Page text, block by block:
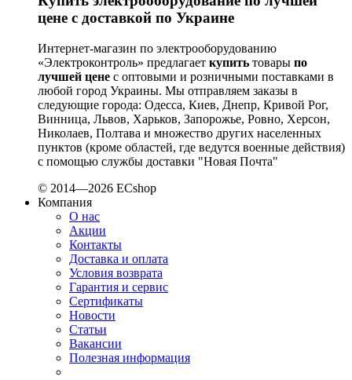
Reliance (Украина)
REM POWER (Словения)
Schneider-Electric (Франция)
Selec (Индия)
SEZ (Словакия)
Siemens (Германия)
Smart-MAIC
Socomec (Франция)
SOFAR (Китай)
Sungrow (Китай)
TAB (Словения)
Takel (Украина)
Technoelectric (Италия)
Technosystems (Украина)
TEKPAN (Турция)
TeleTec (Украина)
TEM (Словения)
Tense (Турция)
Terneo (Украина)
Testboy (Германия)
UEC (Украина)
UEK (Украина)
цене с доставкой по Украине
Интернет-магазин по электрооборудованию
«Электроконтроль» предлагает купить товары по
лучшей цене с оптовыми и розничными поставками в
любой город Украины. Мы отправляем заказы в
следующие города: Одесса, Киев, Днепр, Кривой Рог,
Винница, Львов, Харьков, Запорожье, Ровно, Херсон,
Николаев, Полтава и множество других населенных
пунктов (кроме областей, где ведутся военные действия)
с помощью службы доставки "Новая Почта"
© 2014—2026 ECshop
Компания
О нас
Акции
Контакты
Доставка и оплата
Условия возврата
Гарантия и сервис
Сертификаты
Новости
Статьи
Вакансии
Полезная информация